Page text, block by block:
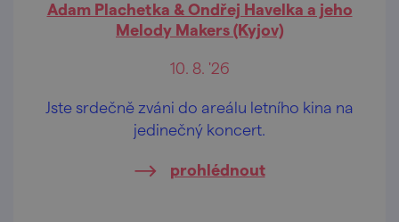
Adam Plachetka & Ondřej Havelka a jeho
Melody Makers (Kyjov)
10. 8. '26
Jste srdečně zváni do areálu letního kina na
jedinečný koncert.
prohlédnout